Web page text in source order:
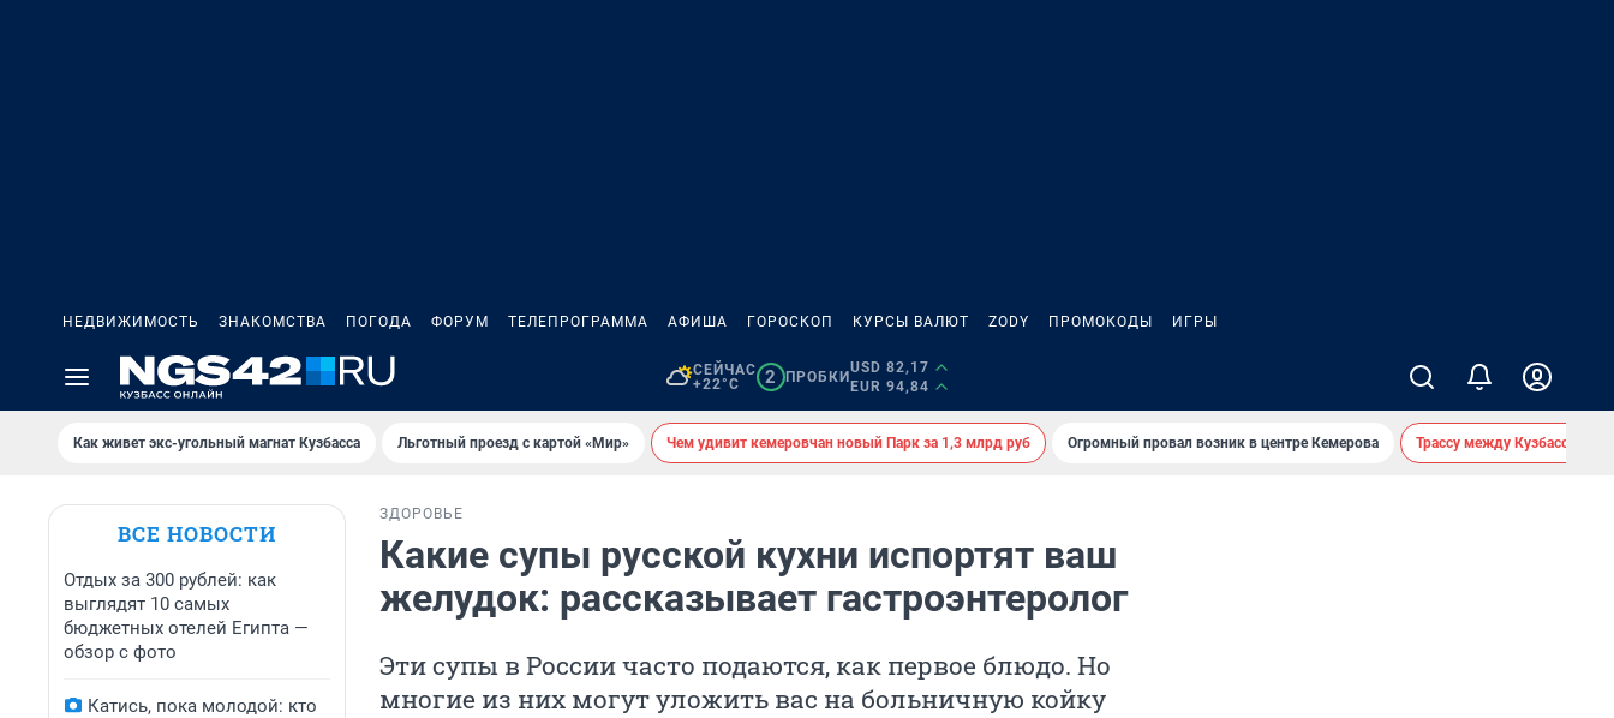
НЕДВИЖИМОСТЬ ЗНАКОМСТВА ПОГОДА ФОРУМ ТЕЛЕПРОГРАММА АФИША ГОРОСКОП КУРСЫ ВАЛЮТ ZODY ПРОМОКОДЫ ИГРЫ
СЕЙЧАС
+22°C
2 ПРОБКИ
USD 82,17
EUR 94,84
Как живет экс-угольный магнат Кузбасса Льготный проезд с картой «Мир» Чем удивит кемеровчан новый Парк за 1,3 млрд руб Огромный провал возник в центре Кемерова Трассу между Кузбассом и
ВСЕ НОВОСТИ
Отдых за 300 рублей: как
выглядят 10 самых
бюджетных отелей Египта —
обзор с фото
Катись, пока молодой: кто
ЗДОРОВЬЕ
Какие супы русской кухни испортят ваш
желудок: рассказывает гастроэнтеролог
Эти супы в России часто подаются, как первое блюдо. Но
многие из них могут уложить вас на больничную койку